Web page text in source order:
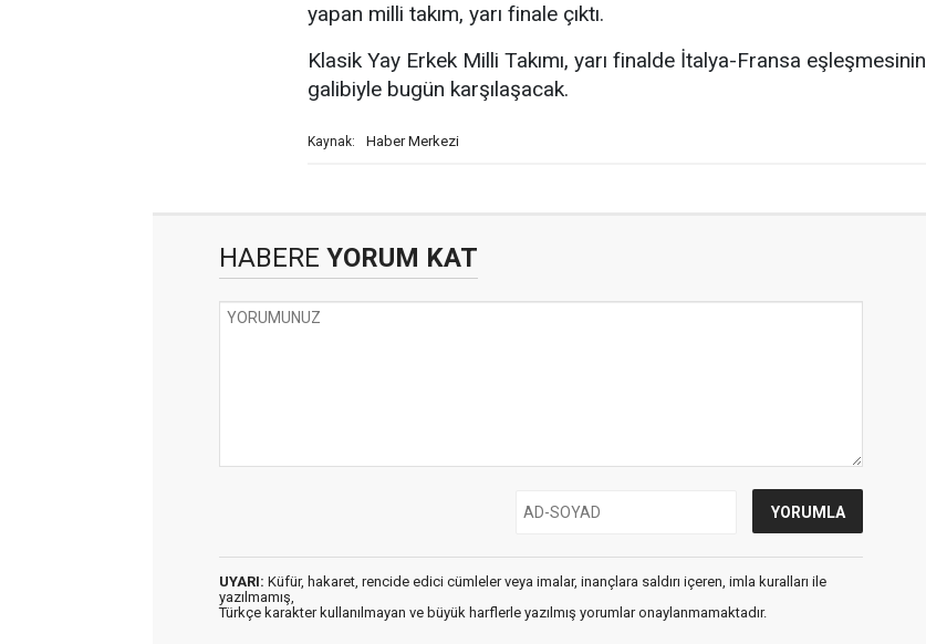
yapan milli takım, yarı finale çıktı.
Klasik Yay Erkek Milli Takımı, yarı finalde İtalya-Fransa eşleşmesinin
galibiyle bugün karşılaşacak.
Kaynak: Haber Merkezi
HABERE YORUM KAT
UYARI: Küfür, hakaret, rencide edici cümleler veya imalar, inançlara saldırı içeren, imla kuralları ile
yazılmamış,
Türkçe karakter kullanılmayan ve büyük harflerle yazılmış yorumlar onaylanmamaktadır.